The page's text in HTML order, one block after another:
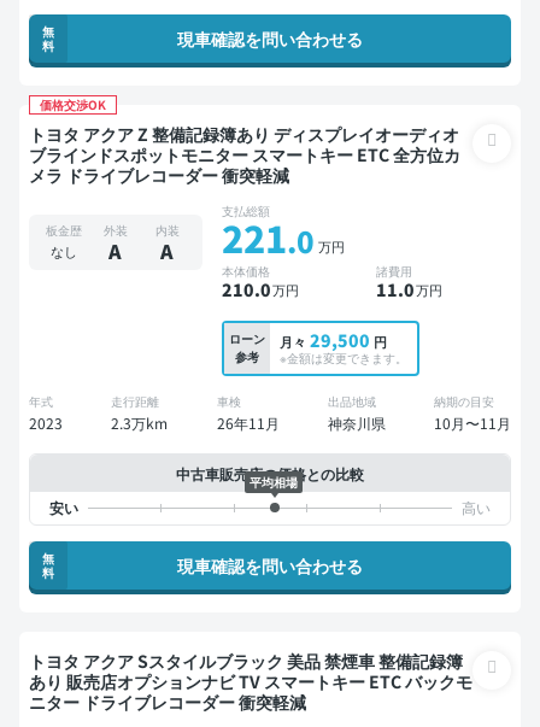
無
料
現車確認を問い合わせる
価格交渉OK
トヨタ アクア Z 整備記録簿あり ディスプレイオーディオ
ブラインドスポットモニター スマートキー ETC 全方位カ
メラ ドライブレコーダー 衝突軽減
板金歴
なし
外装
A
内装
A
支払総額
221.0 万円
本体価格
210.0万円
諸費用
11.0万円
ローン
参考
月々 29,500 円
※金額は変更できます。
年式
2023
走行距離
2.3万km
車検
26年11月
出品地域
神奈川県
納期の目安
10月〜11月
中古車販売店の価格との比較
平均相場
無
料
現車確認を問い合わせる
トヨタ アクア Sスタイルブラック 美品 禁煙車 整備記録簿
あり 販売店オプションナビ TV スマートキー ETC バックモ
ニター ドライブレコーダー 衝突軽減